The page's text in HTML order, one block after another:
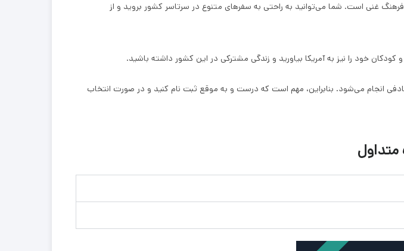
غنی است. شما می‌توانید به راحتی به سفرهای متنوع در سرتاسر کشور بروید و از
انجام می‌شود. بنابراین، مهم است که درست و به موقع ثبت نام کنید و در صورت انتخاب
متداول